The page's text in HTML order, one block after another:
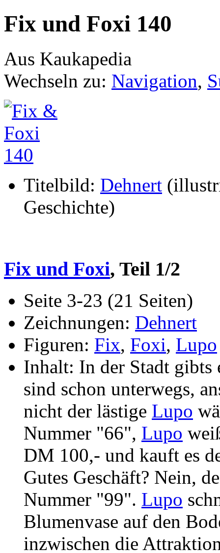
Fix und Foxi 140
Aus Kaukapedia
Wechseln zu: Navigation,
Titelbild: Dehnert
Geschichte)
Fix und Foxi, Teil 1/2
Seite 3-23 (21 Seiten)
Zeichnungen: Dehnert
Figuren: Fix, Foxi, Lupo
Inhalt: In der Stadt gibts
sind schon unterwegs,
nicht der lästige Lupo
Nummer "66", Lupo
DM 100,- und kauft es
Gutes Geschäft? Nein,
Nummer "99". Lupo
Blumenvase auf den
inzwischen die